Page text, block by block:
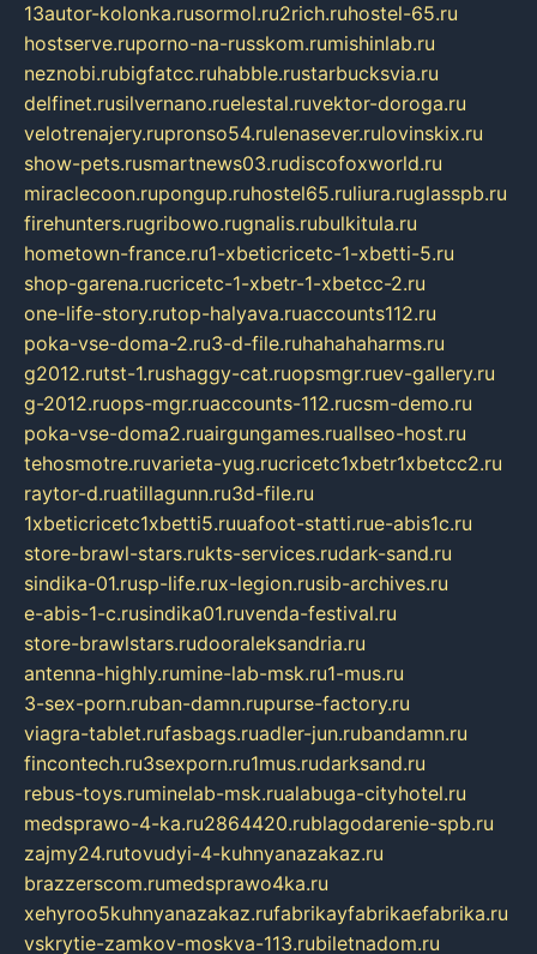
13autor-kolonka.rusormol.ru2rich.ruhostel-65.ru
hostserve.ruporno-na-russkom.rumishinlab.ru
neznobi.rubigfatcc.ruhabble.rustarbucksvia.ru
delfinet.rusilvernano.ruelestal.ruvektor-doroga.ru
velotrenajery.rupronso54.rulenasever.rulovinskix.ru
show-pets.rusmartnews03.rudiscofoxworld.ru
miraclecoon.rupongup.ruhostel65.ruliura.ruglasspb.ru
firehunters.rugribowo.rugnalis.rubulkitula.ru
hometown-france.ru1-xbeticricetc-1-xbetti-5.ru
shop-garena.rucricetc-1-xbetr-1-xbetcc-2.ru
one-life-story.rutop-halyava.ruaccounts112.ru
poka-vse-doma-2.ru3-d-file.ruhahahaharms.ru
g2012.rutst-1.rushaggy-cat.ruopsmgr.ruev-gallery.ru
g-2012.ruops-mgr.ruaccounts-112.rucsm-demo.ru
poka-vse-doma2.ruairgungames.ruallseo-host.ru
tehosmotre.ruvarieta-yug.rucricetc1xbetr1xbetcc2.ru
raytor-d.ruatillagunn.ru3d-file.ru
1xbeticricetc1xbetti5.ruuafoot-statti.rue-abis1c.ru
store-brawl-stars.rukts-services.rudark-sand.ru
sindika-01.rusp-life.rux-legion.rusib-archives.ru
e-abis-1-c.rusindika01.ruvenda-festival.ru
store-brawlstars.rudooraleksandria.ru
antenna-highly.rumine-lab-msk.ru1-mus.ru
3-sex-porn.ruban-damn.rupurse-factory.ru
viagra-tablet.rufasbags.ruadler-jun.rubandamn.ru
fincontech.ru3sexporn.ru1mus.rudarksand.ru
rebus-toys.ruminelab-msk.rualabuga-cityhotel.ru
medsprawo-4-ka.ru2864420.rublagodarenie-spb.ru
zajmy24.rutovudyi-4-kuhnyanazakaz.ru
brazzerscom.rumedsprawo4ka.ru
xehyroo5kuhnyanazakaz.rufabrikayfabrikaefabrika.ru
vskrytie-zamkov-moskva-113.rubiletnadom.ru